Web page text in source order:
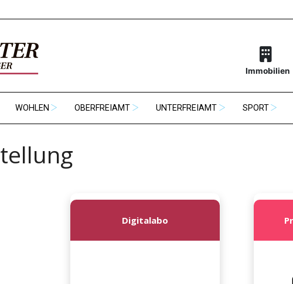
Immobilien
WOHLEN OBERFREIAMT UNTERFREIAMT SPORT